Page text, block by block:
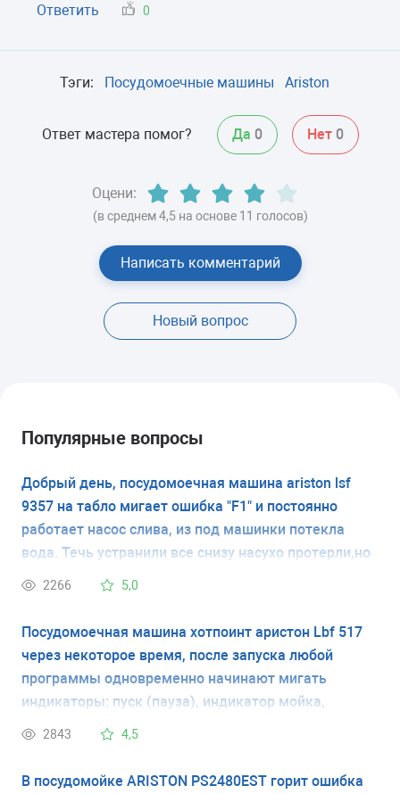
Ответить
0
Тэги: Посудомоечные машины Ariston
Ответ мастера помог? Да 0 Нет 0
Оцени:
(в среднем 4,5 на основе 11 голосов)
Написать комментарий
Новый вопрос
Популярные вопросы
Добрый день, посудомоечная машина ariston lsf
9357 на табло мигает ошибка "F1" и постоянно
работает насос слива, из под машинки потекла
вода. Течь устранили все снизу насухо протерли,но
ошибка не сбрасывается. Отключали от сети на
2266 5,0
Посудомоечная машина хотпоинт аристон Lbf 517
через некоторое время, после запуска любой
программы одновременно начинают мигать
индикаторы: пуск (пауза), индикатор мойка,
индикатор конец программы
2843 4,5
В посудомойке ARISTON PS2480EST горит ошибка